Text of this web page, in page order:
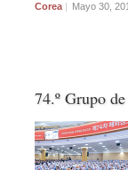
Corea | Mayo 30,
74.º Grupo